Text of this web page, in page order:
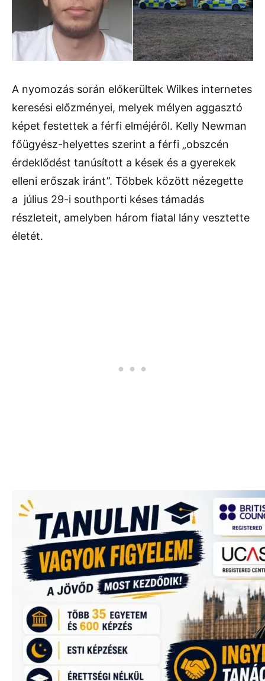
A nyomozás során előkerültek Wilkes internetes
keresési előzményei, melyek mélyen aggasztó
képet festettek a férfi elméjéről. Kelly Newman
főügyész-helyettes szerint a férfi „obszcén
érdeklődést tanúsított a kések és a gyerekek
elleni erőszak iránt”. Többek között nézegette
a július 29-i southporti késes támadás
részleteit, amelyben három fiatal lány vesztette
életét.